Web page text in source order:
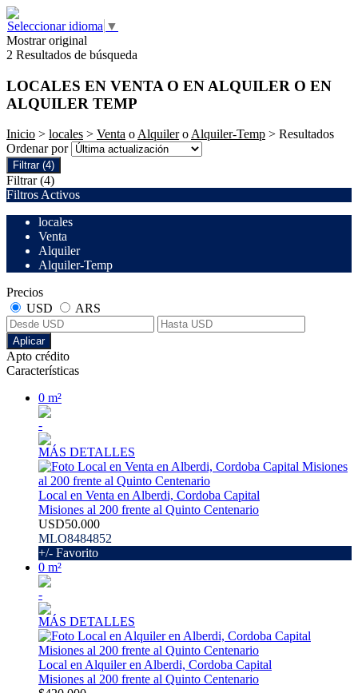
Seleccionar idioma ▼
Mostrar original
2 Resultados de búsqueda
LOCALES EN VENTA O EN ALQUILER O EN
ALQUILER TEMP
Inicio > locales > Venta oAlquileroAlquiler-Temp > Resultados
Ordenar por
Filtrar (4)
Filtrar (4)
Filtros Activos
locales
Venta
Alquiler
Alquiler-Temp
Precios
USD
ARS
Aplicar
Apto crédito
Características
0 m²
-
MÁS DETALLES
Local en Venta en Alberdi, Cordoba Capital
Misiones al 200 frente al Quinto Centenario
USD50.000
MLO8484852
+/- Favorito
0 m²
-
MÁS DETALLES
Local en Alquiler en Alberdi, Cordoba Capital
Misiones al 200 frente al Quinto Centenario